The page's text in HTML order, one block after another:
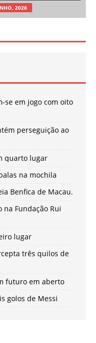
2026
se em jogo com oito
perseguição ao
quarto lugar
na mochila
Benfica de Macau.
na Fundação Rui
lugar
três quilos de
futuro em aberto
golos de Messi